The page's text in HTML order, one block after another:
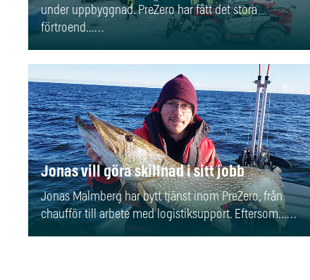
under uppbyggnad. PreZero har fått det stora
förtroend...…
Jonas vill göra skillnad i sitt jobb
Jonas Malmberg har bytt tjänst inom PreZero, från
chaufför till arbete med logistiksupport. Eftersom...…